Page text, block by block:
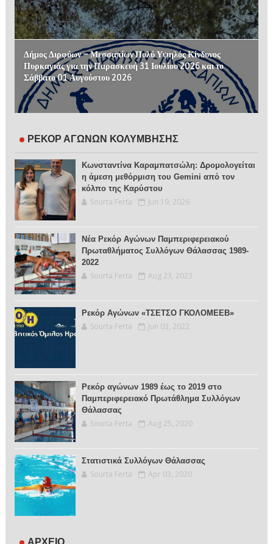
Δήμος Διρφύων – Μεσσαπίων Πολύ Υψηλός Κίνδυνος
Πυρκαγιάς για την Παρασκευή 31 Ιουλίου 2026 και το
Σάββατο 01 Αυγούστου 2026
ΡΕΚΟΡ ΑΓΩΝΩΝ ΚΟΛΥΜΒΗΣΗΣ
Κωνσταντίνα Καραμπατσώλη: Δρομολογείται
η άμεση μεθόρμιση του Gemini από τον
κόλπο της Καρύστου
Sourta Ferta Jun 19, 2026
Νέα Ρεκόρ Αγώνων Παμπεριφερειακού
Πρωταθλήματος Συλλόγων Θάλασσας 1989-
2022
Sourta Ferta Aug 23, 2023
Ρεκόρ Αγώνων «ΤΣΕΤΣΟ ΓΚΟΛΟΜΕΕΒ»
Sourta Ferta Jun 03, 2022
Ρεκόρ αγώνων 1989 έως το 2019 στο
Παμπεριφερειακό Πρωτάθλημα Συλλόγων
Θάλασσας
Sourta Ferta Aug 25, 2020
Στατιστικά Συλλόγων Θάλασσας
Sourta Ferta Apr 03, 2020